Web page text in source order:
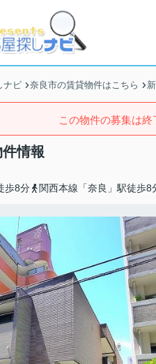
ナビ 奈良市の賃貸物件はこちら
この物件の募集は終
情報
歩8分
関西本線「奈良」駅徒歩8